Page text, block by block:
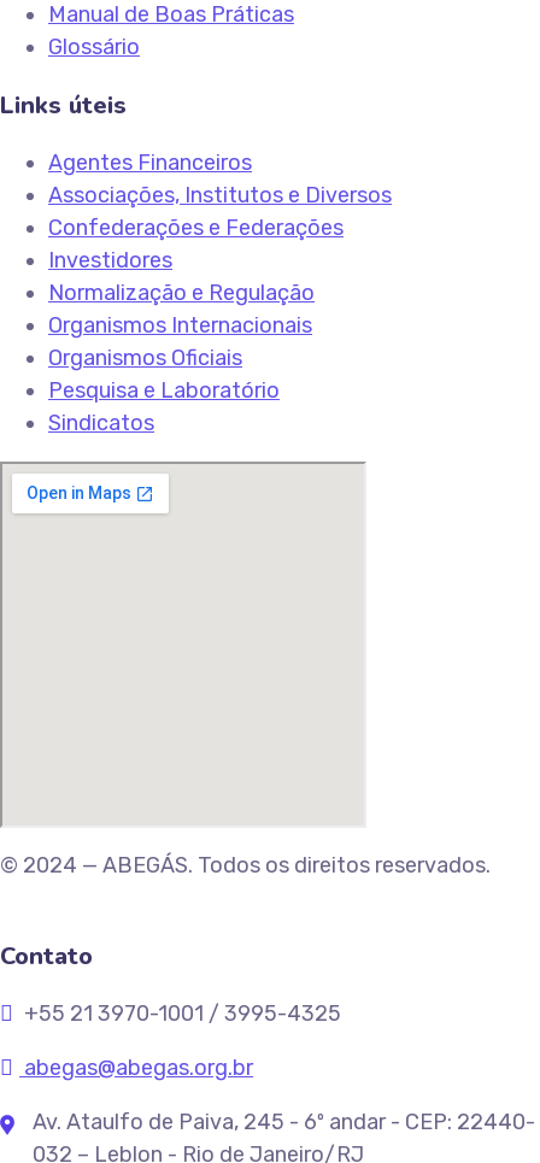
Manual de Boas Práticas
Glossário
Links úteis
Agentes Financeiros
Associações, Institutos e Diversos
Confederações e Federações
Investidores
Normalização e Regulação
Organismos Internacionais
Organismos Oficiais
Pesquisa e Laboratório
Sindicatos
© 2024 — ABEGÁS. Todos os direitos reservados.
Contato
+55 21 3970-1001 / 3995-4325
abegas@abegas.org.br
Av. Ataulfo de Paiva, 245 - 6º andar - CEP: 22440-
032 – Leblon - Rio de Janeiro/RJ